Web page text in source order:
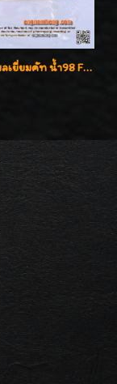
กำไลเพชรเบลเยี่ยมคัท น้ำ98 F-Color/VVS น้ำหนักเพชรรวม 3.00 กะรัต สวยไม่ซ้ำใครค่ะ